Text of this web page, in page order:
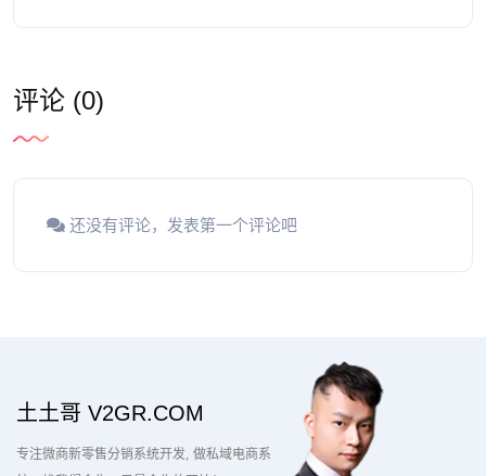
评论 (0)
还没有评论，发表第一个评论吧
土土哥 V2GR.COM
专注微商新零售分销系统开发 做私域电商系